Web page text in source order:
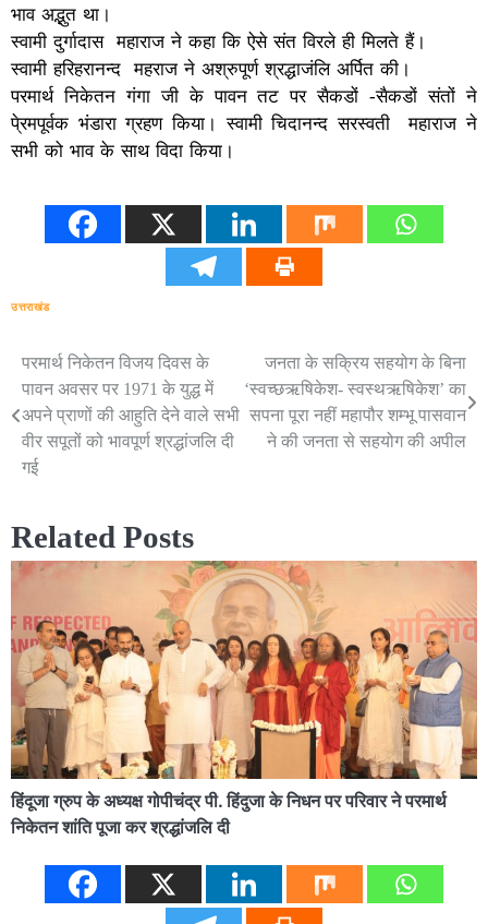
भाव अद्भुत था।
स्वामी दुर्गादास महाराज ने कहा कि ऐसे संत विरले ही मिलते हैं।
स्वामी हरिहरानन्द महराज ने अश्रुपूर्ण श्रद्धाजंलि अर्पित की।
परमार्थ निकेतन गंगा जी के पावन तट पर सैकडों -सैकडों संतों ने
पे्रमपूर्वक भंडारा ग्रहण किया। स्वामी चिदानन्द सरस्वती महाराज ने
सभी को भाव के साथ विदा किया।
उत्तराखंड
Post
navigation
परमार्थ निकेतन विजय दिवस के
पावन अवसर पर 1971 के युद्ध में
अपने प्राणों की आहुति देने वाले सभी
वीर सपूतों को भावपूर्ण श्रद्धांजलि दी
गई
जनता के सक्रिय सहयोग के बिना
‘स्वच्छऋषिकेश- स्वस्थऋषिकेश’ का
सपना पूरा नहीं महापौर शम्भू पासवान
ने की जनता से सहयोग की अपील
Related Posts
हिंदूजा ग्रुप के अध्यक्ष गोपीचंद्र पी. हिंदुजा के निधन पर परिवार ने परमार्थ
निकेतन शांति पूजा कर श्रद्धांजलि दी